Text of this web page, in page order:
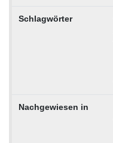
Schlagwörter
Nachgewiesen in